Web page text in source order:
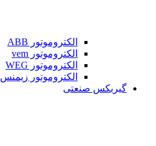
الکتروموتور ABB
الکتروموتور vem
الکتروموتور WEG
الکتروموتور زیمنس
گیربکس صنعتی